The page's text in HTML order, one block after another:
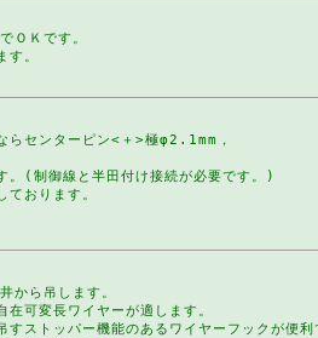
ＯＫです。
す。
らセンターピン<＋>極φ2.1mm，
。(制御線と半田付け接続が必要です。)
ております。
から吊します。
可変長ワイヤーが適します。
ストッパー機能のあるワイヤーフックが便利